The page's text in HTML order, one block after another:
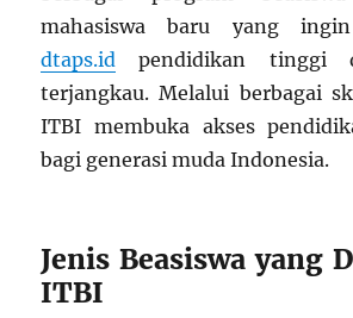
mahasiswa baru yang
dtaps.id pendidikan tinggi
terjangkau. Melalui berbagai
ITBI membuka akses
bagi generasi muda Indonesia.
Jenis Beasiswa yang
ITBI